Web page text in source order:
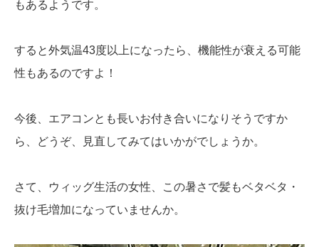
もあるようです。
すると外気温43度以上になったら、機能性が衰える可能
性もあるのですよ！
今後、エアコンとも長いお付き合いになりそうですか
ら、どうぞ、見直してみてはいかがでしょうか。
さて、ウィッグ生活の女性、この暑さで髪もベタベタ・
抜け毛増加になっていませんか。